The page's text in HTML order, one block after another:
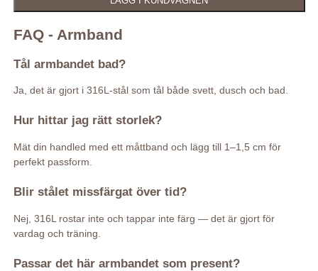
FAQ - Armband
Tål armbandet bad?
Ja, det är gjort i 316L-stål som tål både svett, dusch och bad.
Hur hittar jag rätt storlek?
Mät din handled med ett måttband och lägg till 1–1,5 cm för
perfekt passform.
Blir stålet missfärgat över tid?
Nej, 316L rostar inte och tappar inte färg — det är gjort för
vardag och träning.
Passar det här armbandet som present?